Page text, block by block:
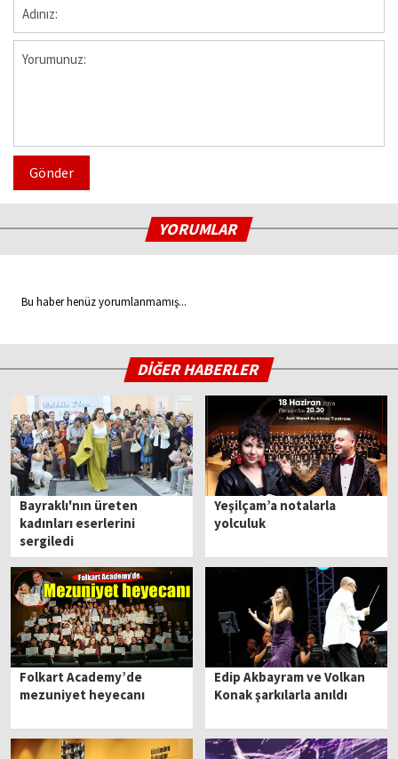
Gönder
YORUMLAR
Bu haber henüz yorumlanmamış...
DİĞER HABERLER
Bayraklı'nın üreten
kadınları eserlerini
sergiledi
Yeşilçam’a notalarla
yolculuk
Folkart Academy’de
mezuniyet heyecanı
Edip Akbayram ve Volkan
Konak şarkılarla anıldı